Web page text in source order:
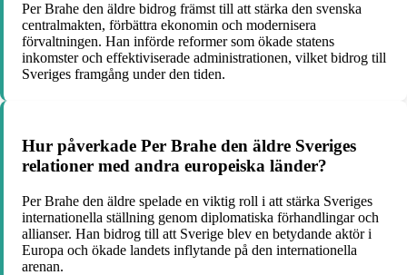
Per Brahe den äldre bidrog främst till att stärka den svenska
centralmakten, förbättra ekonomin och modernisera
förvaltningen. Han införde reformer som ökade statens
inkomster och effektiviserade administrationen, vilket bidrog till
Sveriges framgång under den tiden.
Hur påverkade Per Brahe den äldre Sveriges
relationer med andra europeiska länder?
Per Brahe den äldre spelade en viktig roll i att stärka Sveriges
internationella ställning genom diplomatiska förhandlingar och
allianser. Han bidrog till att Sverige blev en betydande aktör i
Europa och ökade landets inflytande på den internationella
arenan.